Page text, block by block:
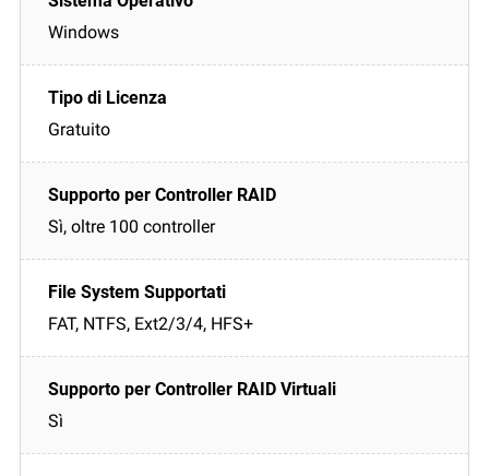
Windows
Gratuito
Sì, oltre 100 controller
FAT, NTFS, Ext2/3/4, HFS+
Sì